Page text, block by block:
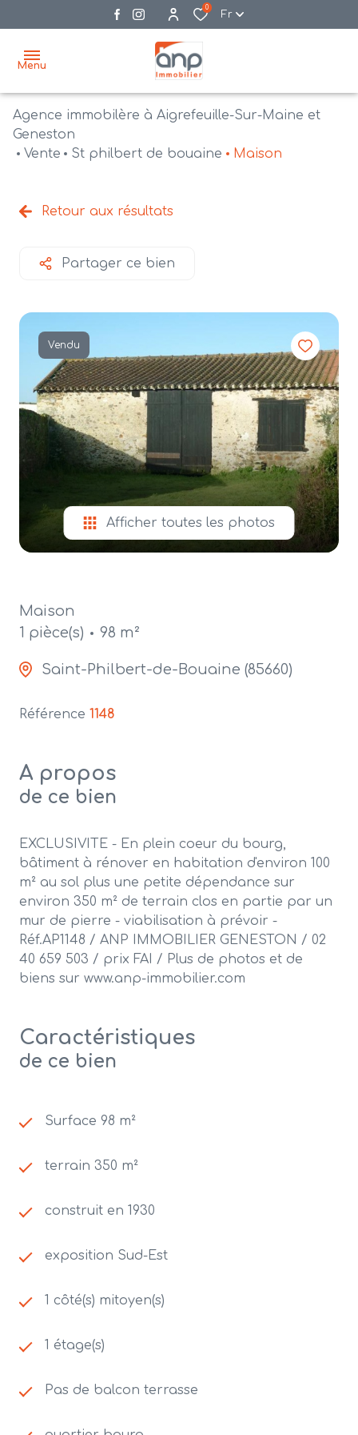
0
Fr
Menu
accueil
vente
agences
estimation
e-
mail
contact
Agence immobilère à Aigrefeuille-Sur-Maine et
Geneston
Vente
St philbert de bouaine Maison
Retour aux résultats
Partager ce bien
Vendu
Afficher toutes les photos
Maison
1 pièce(s)
98 m²
Saint-Philbert-de-Bouaine (85660)
Référence 1148
A propos
de ce bien
EXCLUSIVITE - En plein coeur du bourg,
bâtiment à rénover en habitation d'environ 100
m² au sol plus une petite dépendance sur
environ 350 m² de terrain clos en partie par un
mur de pierre - viabilisation à prévoir -
Réf.AP1148 / ANP IMMOBILIER GENESTON / 02
40 659 503 / prix FAI / Plus de photos et de
biens sur www.anp-immobilier.com
Caractéristiques
de ce bien
Surface 98 m²
terrain 350 m²
construit en 1930
exposition Sud-Est
1 côté(s) mitoyen(s)
1 étage(s)
Pas de balcon terrasse